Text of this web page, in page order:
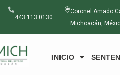
443 113 0130
Coronel Amado
Michoacán,
INICIO